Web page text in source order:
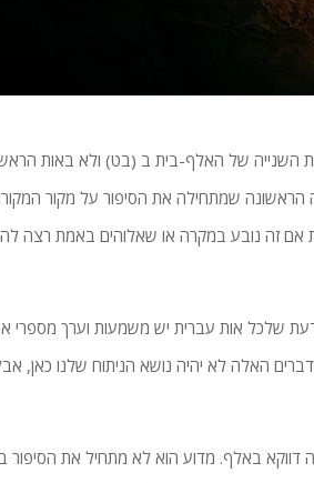
השנייה של האלף-בית ב (בט) ​​ולא באות
הראשונה שמתחילה את הסיפור על מקור
זה נובע במקרה או שאלוהים באמת רצה
שלכל אות עברית יש משמעות וערך מספרי
האלה לא יהיה נושא הניתוח שלנו כאן,
באלף. מדוע הוא לא מתחיל את הסיפור